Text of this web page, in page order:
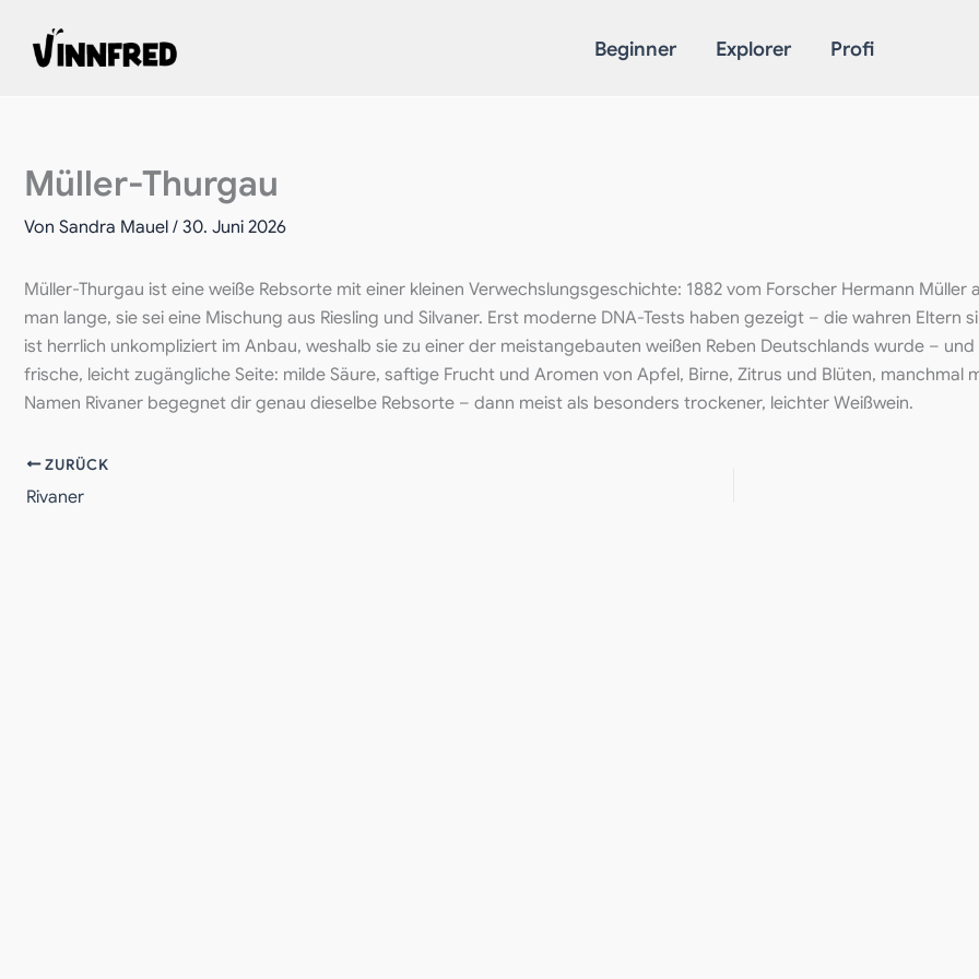
Inhalt
springen
Beginner Explorer Profi
Müller-Thurgau
Von Sandra Mauel / 30. Juni 2026
Müller-Thurgau ist eine weiße Rebsorte mit einer kleinen Verwechslungsgeschichte: 1882 vom Forscher Hermann
man lange, sie sei eine Mischung aus Riesling und Silvaner. Erst moderne DNA-Tests haben gezeigt – die wahren Eltern
ist herrlich unkompliziert im Anbau, weshalb sie zu einer der meistangebauten weißen Reben Deutschlands wurde –
frische, leicht zugängliche Seite: milde Säure, saftige Frucht und Aromen von Apfel, Birne, Zitrus und Blüten, manchmal
Namen Rivaner begegnet dir genau dieselbe Rebsorte – dann meist als besonders trockener, leichter Weißwein.
ZURÜCK
Rivaner